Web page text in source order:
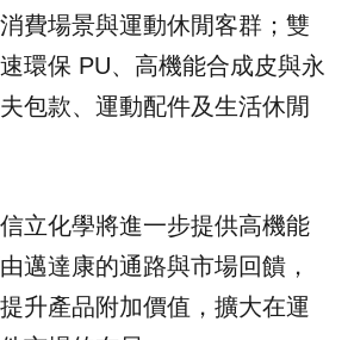
費場景與運動休閒客群；雙
環保 PU、高機能合成皮與永
包款、運動配件及生活休閒
立化學將進一步提供高機能
邁達康的通路與市場回饋，
升產品附加價值，擴大在運